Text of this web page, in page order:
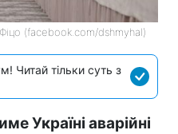
(facebook.com/dshmyhal)
Читай тільки суть з
Україні аварійні